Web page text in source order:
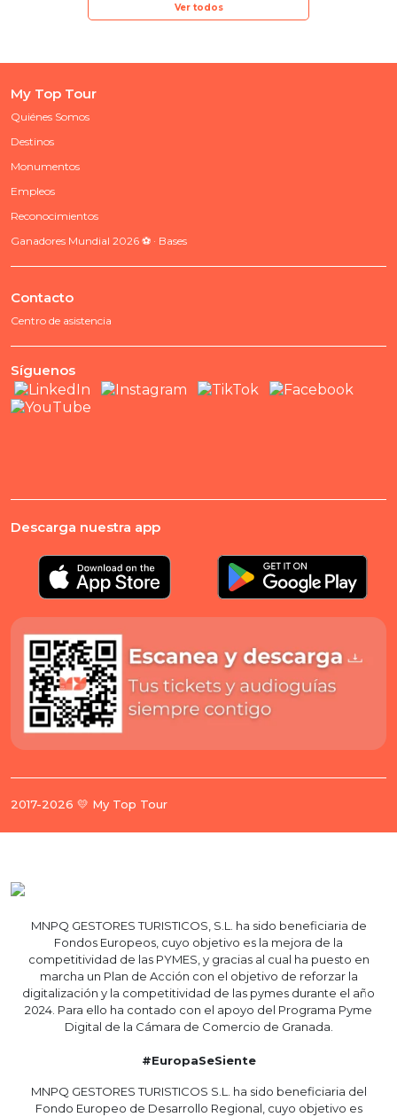
Ver todos
My Top Tour
Quiénes Somos
Destinos
Monumentos
Empleos
Reconocimientos
Ganadores Mundial 2026 ⚽ · Bases
Contacto
Centro de asistencia
Síguenos
Descarga nuestra app
2017-2026 💛 My Top Tour
MNPQ GESTORES TURISTICOS, S.L. ha sido beneficiaria de
Fondos Europeos, cuyo objetivo es la mejora de la
competitividad de las PYMES, y gracias al cual ha puesto en
marcha un Plan de Acción con el objetivo de reforzar la
digitalización y la competitividad de las pymes durante el año
2024. Para ello ha contado con el apoyo del Programa Pyme
Digital de la Cámara de Comercio de Granada.
#EuropaSeSiente
MNPQ GESTORES TURISTICOS S.L. ha sido beneficiaria del
Fondo Europeo de Desarrollo Regional, cuyo objetivo es